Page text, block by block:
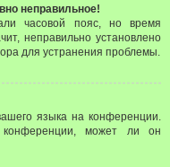
неправильное!
часовой пояс, но время
неправильно установлено
для устранения проблемы.
языка на конференции.
конференции, может ли он